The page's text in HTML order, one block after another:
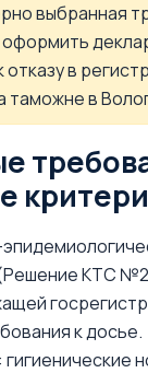
выбранная
в
таможне в
КТС
к досье.